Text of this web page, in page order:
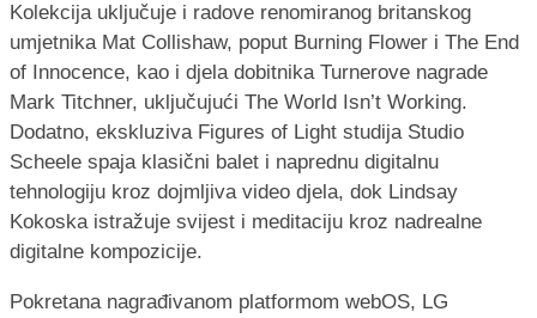
Kolekcija uključuje i radove renomiranog britanskog
umjetnika Mat Collishaw, poput Burning Flower i The End
of Innocence, kao i djela dobitnika Turnerove nagrade
Mark Titchner, uključujući The World Isn’t Working.
Dodatno, ekskluziva Figures of Light studija Studio
Scheele spaja klasični balet i naprednu digitalnu
tehnologiju kroz dojmljiva video djela, dok Lindsay
Kokoska istražuje svijest i meditaciju kroz nadrealne
digitalne kompozicije.
Pokretana nagrađivanom platformom webOS, LG